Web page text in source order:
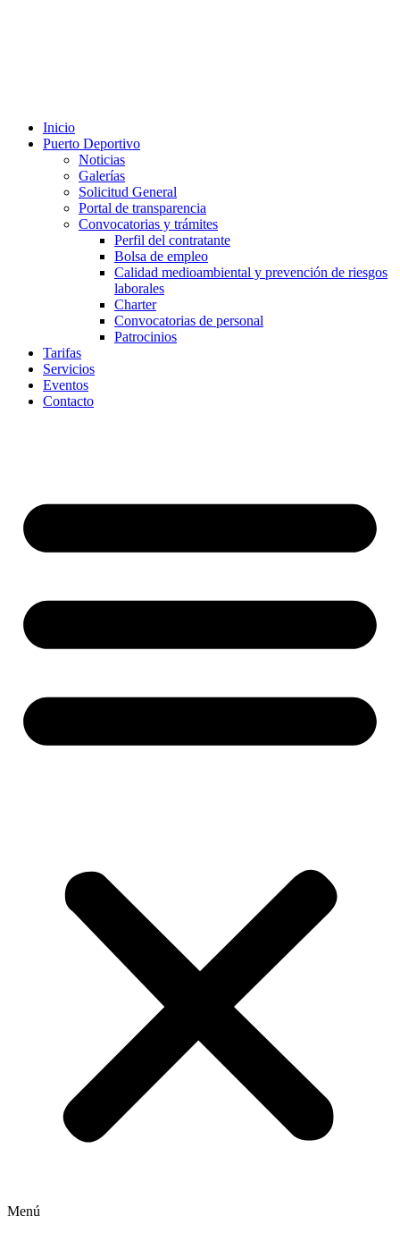
Inicio
Puerto Deportivo
Noticias
Galerías
Solicitud General
Portal de transparencia
Convocatorias y trámites
Perfil del contratante
Bolsa de empleo
Calidad medioambiental y prevención de riesgos
laborales
Charter
Convocatorias de personal
Patrocinios
Tarifas
Servicios
Eventos
Contacto
Menú